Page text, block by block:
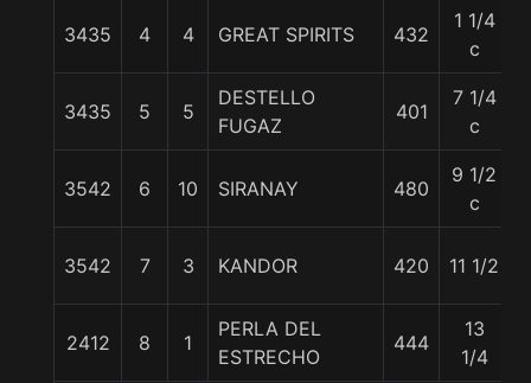
3435 4 4 GREAT SPIRITS 432
1 1/4
c
3435 5 5
DESTELLO
FUGAZ
401
7 1/4
c
3542 6 10 SIRANAY 480
9 1/2
c
3542 7 3 KANDOR 420 11 1/2
2412 8 1
PERLA DEL
ESTRECHO
444
13
1/4